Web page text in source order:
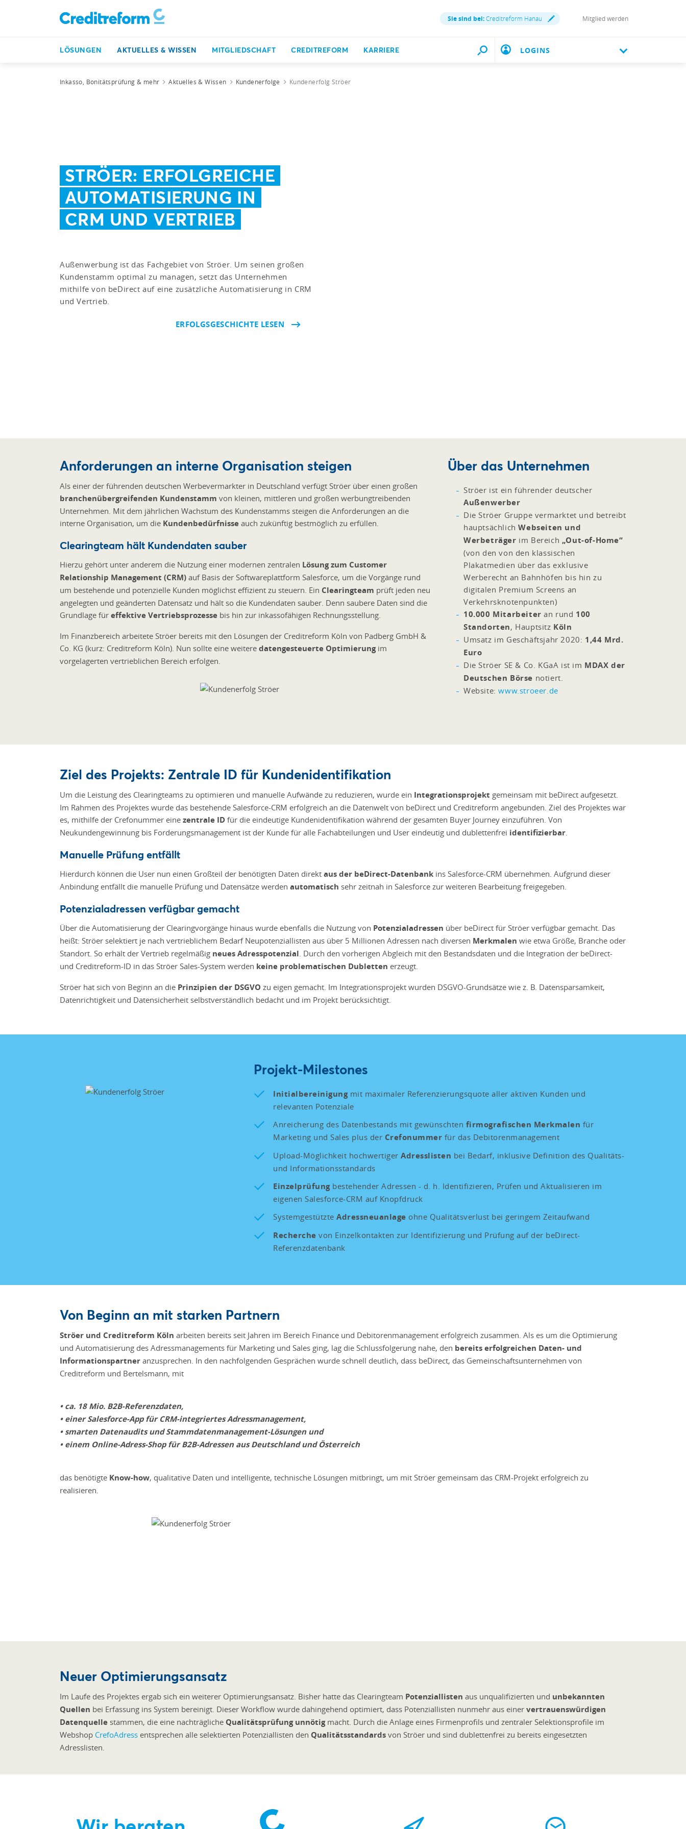
Sie sind bei:Creditreform Hanau Mitglied werden
LÖSUNGEN AKTUELLES & WISSEN MITGLIEDSCHAFT CREDITREFORM KARRIERE LOGINS
Inkasso, Bonitätsprüfung & mehr Aktuelles & Wissen Kundenerfolge Kundenerfolg Ströer
STRÖER: ERFOLGREICHE
AUTOMATISIERUNG IN
CRM UND VERTRIEB
Außenwerbung ist das Fachgebiet von Ströer. Um seinen großen
Kundenstamm optimal zu managen, setzt das Unternehmen
mithilfe von beDirect auf eine zusätzliche Automatisierung in CRM
und Vertrieb.
ERFOLGSGESCHICHTE LESEN
Anforderungen an interne Organisation steigen
Als einer der führenden deutschen Werbevermarkter in Deutschland verfügt Ströer über einen großen
branchenübergreifenden Kundenstamm von kleinen, mittleren und großen werbungtreibenden
Unternehmen. Mit dem jährlichen Wachstum des Kundenstamms steigen die Anforderungen an die
interne Organisation, um die Kundenbedürfnisse auch zukünftig bestmöglich zu erfüllen.
Clearingteam hält Kundendaten sauber
Hierzu gehört unter anderem die Nutzung einer modernen zentralen Lösung zum Customer
Relationship Management (CRM) auf Basis der Softwareplattform Salesforce, um die Vorgänge rund
um bestehende und potenzielle Kunden möglichst effizient zu steuern. Ein Clearingteam prüft jeden neu
angelegten und geänderten Datensatz und hält so die Kundendaten sauber. Denn saubere Daten sind die
Grundlage für effektive Vertriebsprozesse bis hin zur inkassofähigen Rechnungsstellung.
Im Finanzbereich arbeitete Ströer bereits mit den Lösungen der Creditreform Köln von Padberg GmbH &
Co. KG (kurz: Creditreform Köln). Nun sollte eine weitere datengesteuerte Optimierungim
vorgelagerten vertrieblichen Bereich erfolgen.
Über das Unternehmen
Ströer ist ein führender deutscher
Außenwerber
Die Ströer Gruppe vermarktet und betreibt
hauptsächlichWebseiten und
Werbeträger im Bereich „Out-of-Home“
(von den von den klassischen
Plakatmedien über das exklusive
Werberecht an Bahnhöfen bis hin zu
digitalen Premium Screens an
Verkehrsknotenpunkten)
10.000 Mitarbeiter an rund 100
Standorten, Hauptsitz Köln
Umsatz im Geschäftsjahr 2020: 1,44 Mrd.
Euro
Die Ströer SE & Co. KGaA ist im MDAX der
Deutschen Börse notiert.
Website:www.stroeer.de
Ziel des Projekts: Zentrale ID für Kundenidentifikation
Um die Leistung des Clearingteams zu optimieren und manuelle Aufwände zu reduzieren, wurde ein Integrationsprojekt gemeinsam mit beDirect aufgesetzt.
Im Rahmen des Projektes wurde das bestehende Salesforce-CRM erfolgreich an die Datenwelt von beDirect und Creditreform angebunden. Ziel des Projektes war
es, mithilfe der Crefonummer eine zentrale ID für die eindeutige Kundenidentifikation während der gesamten Buyer Journey einzuführen. Von
Neukundengewinnung bis Forderungsmanagement ist der Kunde für alle Fachabteilungen und User eindeutig und dublettenfrei identifizierbar.
Manuelle Prüfung entfällt
Hierdurch können die User nun einen Großteil der benötigten Daten direkt aus der beDirect-Datenbank ins Salesforce-CRM übernehmen. Aufgrund dieser
Anbindung entfällt die manuelle Prüfung und Datensätze werden automatisch sehr zeitnah in Salesforce zur weiteren Bearbeitung freigegeben.
Potenzialadressen verfügbar gemacht
Über die Automatisierung der Clearingvorgänge hinaus wurde ebenfalls die Nutzung von Potenzialadressen über beDirect für Ströer verfügbar gemacht. Das
heißt: Ströer selektiert je nach vertrieblichem Bedarf Neupotenziallisten aus über 5 Millionen Adressen nach diversen Merkmalen wie etwa Größe, Branche oder
Standort. So erhält der Vertrieb regelmäßig neues Adresspotenzial. Durch den vorherigen Abgleich mit den Bestandsdaten und die Integration der beDirect-
und Creditreform-ID in das Ströer Sales-System werden keine problematischen Dubletten erzeugt.
Ströer hat sich von Beginn an die Prinzipien der DSGVO zu eigen gemacht. Im Integrationsprojekt wurden DSGVO-Grundsätze wie z. B. Datensparsamkeit,
Datenrichtigkeit und Datensicherheit selbstverständlich bedacht und im Projekt berücksichtigt.
Projekt-Milestones
Initialbereinigungmit maximaler Referenzierungsquote aller aktiven Kunden und
relevanten Potenziale
Anreicherung des Datenbestands mit gewünschten firmografischen Merkmalen für
Marketing und Sales plus der Crefonummer für das Debitorenmanagement
Upload-Möglichkeit hochwertiger Adresslisten bei Bedarf, inklusive Definition des Qualitäts-
und Informationsstandards
Einzelprüfungbestehender Adressen - d. h. Identifizieren, Prüfen und Aktualisieren im
eigenen Salesforce-CRM auf Knopfdruck
Systemgestützte Adressneuanlage ohne Qualitätsverlust bei geringem Zeitaufwand
Recherche von Einzelkontakten zur Identifizierung und Prüfung auf der beDirect-
Referenzdatenbank
Von Beginn an mit starken Partnern
Ströer und Creditreform Köln arbeiten bereits seit Jahren im Bereich Finance und Debitorenmanagement erfolgreich zusammen. Als es um die Optimierung
und Automatisierung des Adressmanagements für Marketing und Sales ging, lag die Schlussfolgerung nahe, den bereits erfolgreichen Daten- und
Informationspartner anzusprechen. In den nachfolgenden Gesprächen wurde schnell deutlich, dass beDirect, das Gemeinschaftsunternehmen von
Creditreform und Bertelsmann, mit
• ca. 18 Mio. B2B-Referenzdaten,
• einer Salesforce-App für CRM-integriertes Adressmanagement,
• smarten Datenaudits und Stammdatenmanagement-Lösungen und
• einem Online-Adress-Shop für B2B-Adressen aus Deutschland und Österreich
das benötigte Know-how, qualitative Daten und intelligente, technische Lösungen mitbringt, um mit Ströer gemeinsam das CRM-Projekt erfolgreich zu
realisieren.
Neuer Optimierungsansatz
Im Laufe des Projektes ergab sich ein weiterer Optimierungsansatz. Bisher hatte das Clearingteam Potenziallisten aus unqualifizierten und unbekannten
Quellen bei Erfassung ins System bereinigt. Dieser Workflow wurde dahingehend optimiert, dass Potenziallisten nunmehr aus einer vertrauenswürdigen
Datenquelle stammen, die eine nachträgliche Qualitätsprüfung unnötigmacht. Durch die Anlage eines Firmenprofils und zentraler Selektionsprofile im
Webshop CrefoAdress entsprechen alle selektierten Potenziallisten den Qualitätsstandards von Ströer und sind dublettenfrei zu bereits eingesetzten
Adresslisten.